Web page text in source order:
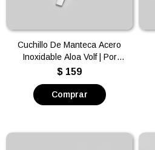
Cuchillo De Manteca Acero
Inoxidable Aloa Volf | Por
unidad
$ 159